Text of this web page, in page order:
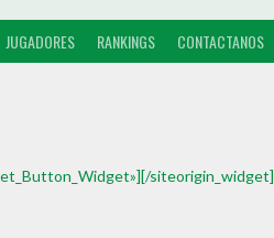
JUGADORES RANKINGS CONTACTANOS
[/siteorigin_widget]